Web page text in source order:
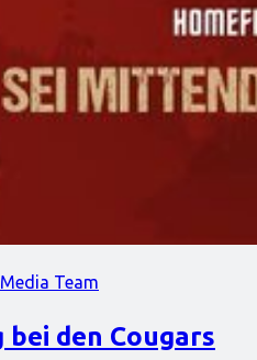
Team
den Cougars